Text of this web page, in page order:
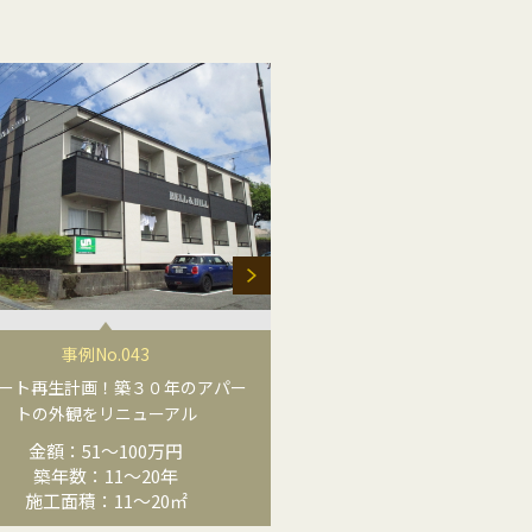
事例No.043
ト再生計画！築３０年のアパー
トの外観をリニューアル
金額：51〜100万円
築年数：11〜20年
施工面積：11〜20㎡